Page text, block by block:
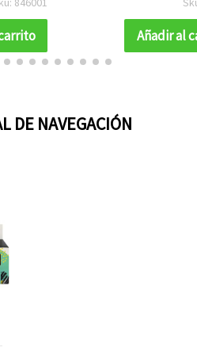
Añadir al
DE NAVEGACIÓN